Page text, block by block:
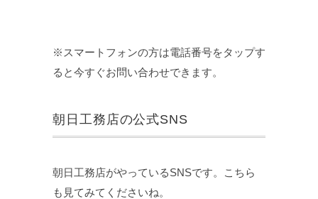
※スマートフォンの方は電話番号をタップす
ると今すぐお問い合わせできます。
朝日工務店の公式SNS
朝日工務店がやっているSNSです。こちら
も見てみてくださいね。